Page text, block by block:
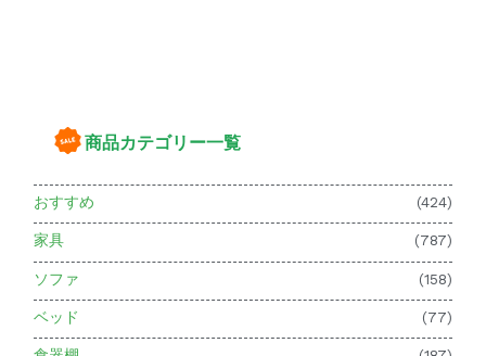
商品カテゴリー一覧
おすすめ (424)
家具 (787)
ソファ (158)
ベッド (77)